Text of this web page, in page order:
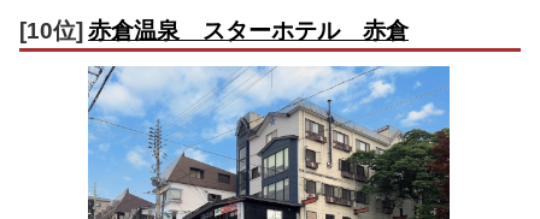
[10位] 赤倉温泉 スターホテル 赤倉